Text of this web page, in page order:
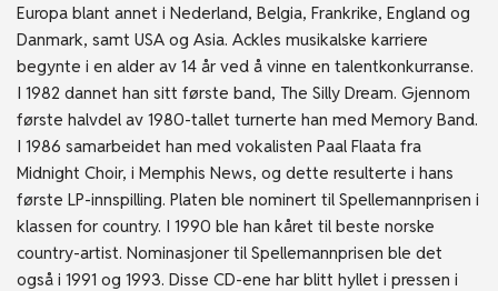
Europa blant annet i Nederland, Belgia, Frankrike, England og
Danmark, samt USA og Asia. Ackles musikalske karriere
begynte i en alder av 14 år ved å vinne en talentkonkurranse.
I 1982 dannet han sitt første band, The Silly Dream. Gjennom
første halvdel av 1980-tallet turnerte han med Memory Band.
I 1986 samarbeidet han med vokalisten Paal Flaata fra
Midnight Choir, i Memphis News, og dette resulterte i hans
første LP-innspilling. Platen ble nominert til Spellemannprisen i
klassen for country. I 1990 ble han kåret til beste norske
country-artist. Nominasjoner til Spellemannprisen ble det
også i 1991 og 1993. Disse CD-ene har blitt hyllet i pressen i